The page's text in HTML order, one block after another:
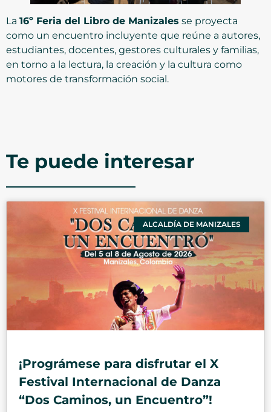
La 16º Feria del Libro de Manizales se proyecta
como un encuentro incluyente que reúne a autores,
estudiantes, docentes, gestores culturales y familias,
en torno a la lectura, la creación y la cultura como
motores de transformación social.
Te puede interesar
ALCALDÍA DE MANIZALES
¡Prográmese para disfrutar el X
Festival Internacional de Danza
“Dos Caminos, un Encuentro”!